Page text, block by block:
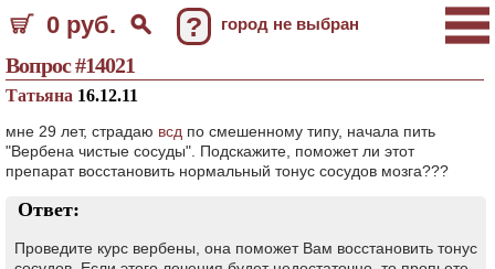
0 руб. ? город не выбран
Вопрос #14021
Татьяна 16.12.11
мне 29 лет, страдаю всд по смешенному типу, начала пить
"Вербена чистые сосуды". Подскажите, поможет ли этот
препарат восстановить нормальный тонус сосудов мозга???
Ответ:
Проведите курс вербены, она поможет Вам восстановить тонус